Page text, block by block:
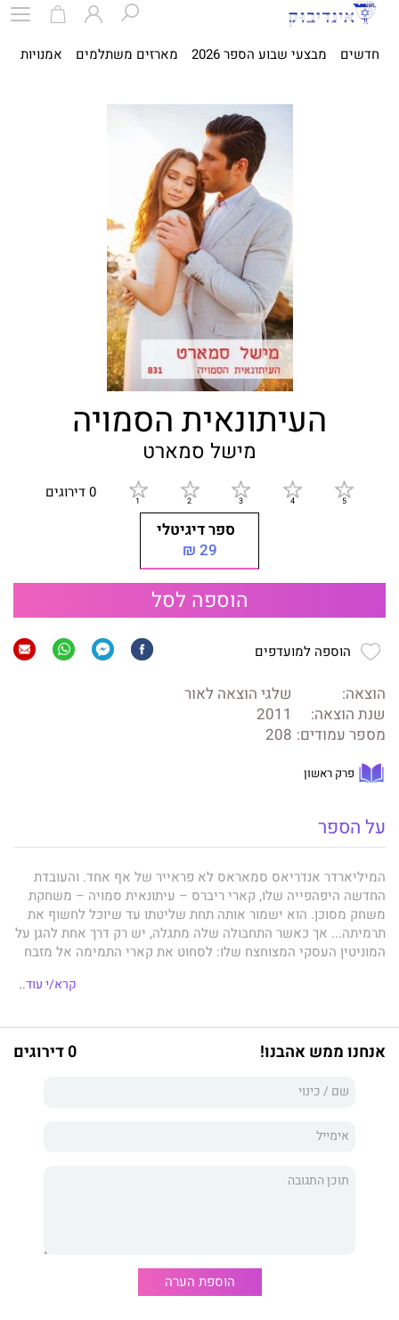
חדשים מבצעי שבוע הספר 2026 מארזים משתלמים אמנויות
העיתונאית הסמויה
מישל סמארט
0 דירוגים
ספר דיגיטלי
29 ₪
הוספה לסל
הוספה למועדפים
הוצאה:
שלגי הוצאה לאור
שנת הוצאה:
2011
מספר עמודים: 208
פרק ראשון
על הספר
המיליארדר אנדריאס סמאראס לא פראייר של אף אחד. והעובדת
החדשה היפהפייה שלו, קארי ריברס – עיתונאית סמויה – משחקת
משחק מסוכן. הוא ישמור אותה תחת שליטתו עד שיוכל לחשוף את
תרמיתה... אך כאשר התחבולה שלה מתגלה, יש רק דרך אחת להגן על
המוניטין העסקי המצוחצח שלו: לסחוט את קארי התמימה אל מזבח
קרא/י עוד..
אנחנו ממש אהבנו! 0 דירוגים
הוספת הערה